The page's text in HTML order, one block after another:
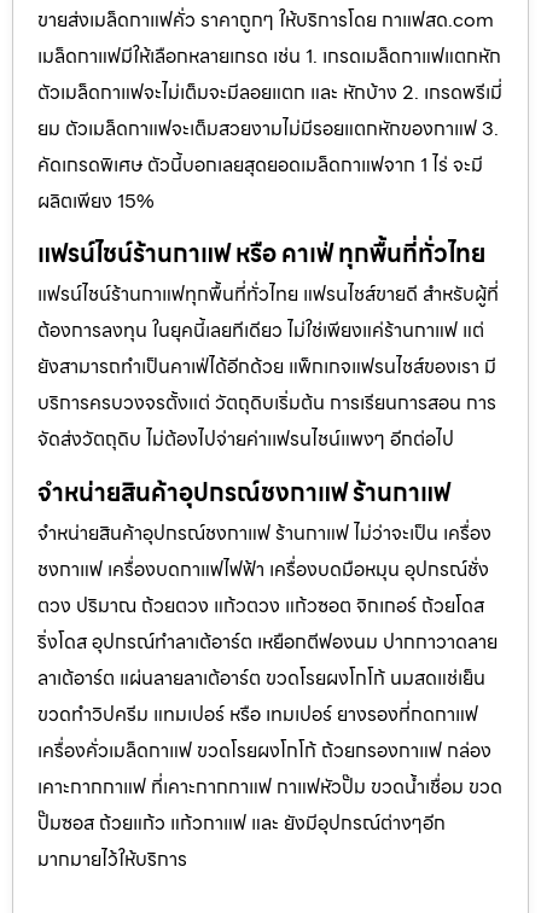
ขายส่งเมล็ดกาแฟคั่ว ราคาถูกๆ ให้บริการโดย กาแฟสด.com
เมล็ดกาแฟมีให้เลือกหลายเกรด เช่น 1. เกรดเมล็ดกาแฟแตกหัก
ตัวเมล็ดกาแฟจะไม่เต็มจะมีลอยแตก และ หักบ้าง 2. เกรดพรีเมี่
ยม ตัวเมล็ดกาแฟจะเต็มสวยงามไม่มีรอยแตกหักของกาแฟ 3.
คัดเกรดพิเศษ ตัวนี้บอกเลยสุดยอดเมล็ดกาแฟจาก 1 ไร่ จะมี
ผลิตเพียง 15%
แฟรน์ไชน์ร้านกาแฟ หรือ คาเฟ่ ทุกพื้นที่ทั่วไทย
แฟรน์ไชน์ร้านกาแฟทุกพื้นที่ทั่วไทย แฟรนไชส์ขายดี สำหรับผู้ที่
ต้องการลงทุน ในยุคนี้เลยทีเดียว ไม่ใช่เพียงแค่ร้านกาแฟ แต่
ยังสามารถทำเป็นคาเฟ่ได้อีกด้วย แพ็กเกจแฟรนไชส์ของเรา มี
บริการครบวงจรตั้งแต่ วัตถุดิบเริ่มต้น การเรียนการสอน การ
จัดส่งวัตถุดิบ ไม่ต้องไปจ่ายค่าเเฟรนไชน์แพงๆ อีกต่อไป
จำหน่ายสินค้าอุปกรณ์ชงกาแฟ ร้านกาแฟ
จำหน่ายสินค้าอุปกรณ์ชงกาแฟ ร้านกาแฟ ไม่ว่าจะเป็น เครื่อง
ชงกาแฟ เครื่องบดกาแฟไฟฟ้า เครื่องบดมือหมุน อุปกรณ์ชั่ง
ตวง ปริมาณ ถ้วยตวง แก้วตวง แก้วซอต จิกเกอร์ ถ้วยโดส
ริ่งโดส อุปกรณ์ทำลาเต้อาร์ต เหยือกตีฟองนม ปากกาวาดลาย
ลาเต้อาร์ต แผ่นลายลาเต้อาร์ต ขวดโรยผงโกโก้ นมสดแช่เย็น
ขวดทำวิปครีม แทมเปอร์ หรือ เทมเปอร์ ยางรองที่กดกาแฟ
เครื่องคั่วเมล็ดกาแฟ ขวดโรยผงโกโก้ ถ้วยกรองกาแฟ กล่อง
เคาะกากกาแฟ ที่เคาะกากกาแฟ กาแฟหัวปั๊ม ขวดน้ำเชื่อม ขวด
ปั๊มซอส ถ้วยแก้ว แก้วกาแฟ และ ยังมีอุปกรณ์ต่างๆอีก
มากมายไว้ให้บริการ